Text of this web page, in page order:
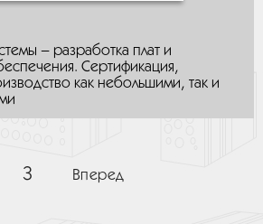
– разработка плат и
Сертификация,
как небольшими, так и
3 Вперед